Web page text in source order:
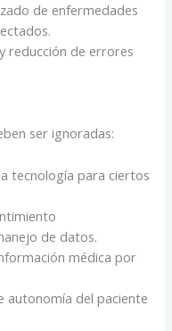
de enfermedades
reducción de errores
ser ignoradas:
tecnología para ciertos
de datos.
médica por
autonomía del paciente